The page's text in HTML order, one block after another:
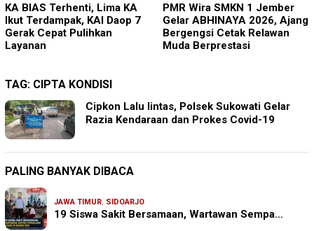
PMR Wira SMKN 1 Jember
Gelar ABHINAYA 2026, Ajang
Bergengsi Cetak Relawan
Muda Berprestasi
Imigrasi Ponorogo Deportasi
Satu WN Tiongkok
Salahgunakan Ijin Tinggal
TAG: CIPTA KONDISI
Cipkon Lalu lintas, Polsek Sukowati Gelar
Razia Kendaraan dan Prokes Covid-19
PALING BANYAK DIBACA
JAWA TIMUR, SIDOARJO
19 Siswa Sakit Bersamaan, Wartawan Sempa…